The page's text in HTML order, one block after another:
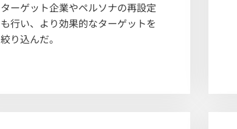
ターゲット企業やペルソナの再設定
も行い、より効果的なターゲットを
絞り込んだ。